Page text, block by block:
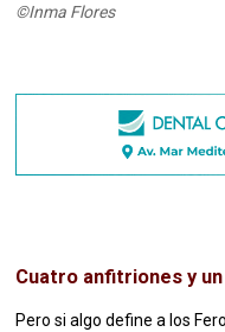
©Inma Flores
Cuatro anfitriones y
Pero si algo define a los